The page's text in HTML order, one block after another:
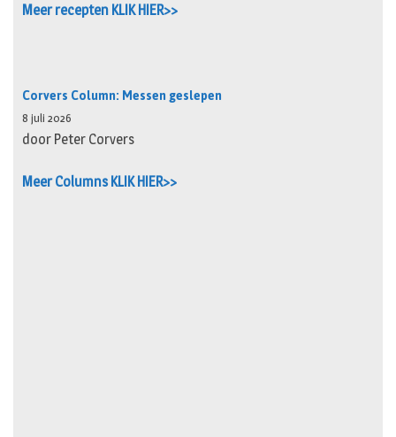
Meer recepten KLIK HIER>>
Corvers Column: Messen geslepen
8 juli 2026
door Peter Corvers
Meer Columns KLIK HIER>>